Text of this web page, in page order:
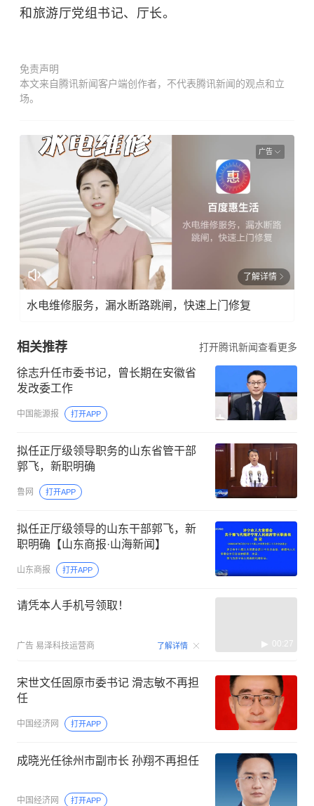
和旅游厅党组书记、厅长。
免责声明
本文来自腾讯新闻客户端创作者，不代表腾讯新闻的观点和立
场。
广告
了解详情
水电维修服务，漏水断路跳闸，快速上门修复
相关推荐 打开腾讯新闻查看更多
徐志升任市委书记，曾长期在安徽省
发改委工作
中国能源报 打开APP
拟任正厅级领导职务的山东省管干部
郭飞，新职明确
鲁网 打开APP
拟任正厅级领导的山东干部郭飞，新
职明确【山东商报·山海新闻】
山东商报 打开APP
请凭本人手机号领取！
广告 易泽科技运营商 了解详情 00:27
宋世文任固原市委书记 滑志敏不再担
任
中国经济网 打开APP
成晓光任徐州市副市长 孙翔不再担任
中国经济网 打开APP